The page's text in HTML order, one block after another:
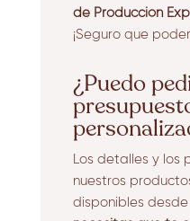
de Producción
¡Seguro que
¿Puedo
Los detalles y los
nuestros
disponibles